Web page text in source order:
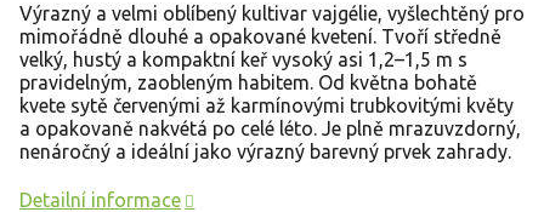
Výrazný a velmi oblíbený kultivar vajgélie, vyšlechtěný pro
mimořádně dlouhé a opakované kvetení. Tvoří středně
velký, hustý a kompaktní keř vysoký asi 1,2–1,5 m s
pravidelným, zaobleným habitem. Od května bohatě
kvete sytě červenými až karmínovými trubkovitými květy
a opakovaně nakvétá po celé léto. Je plně mrazuvzdorný,
nenáročný a ideální jako výrazný barevný prvek zahrady.
Detailní informace